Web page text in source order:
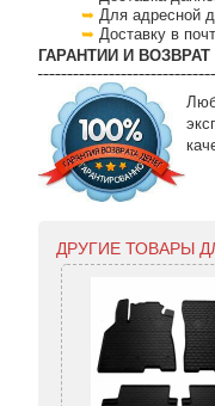
Для адресной
Доставку в
ГАРАНТИИ И ВОЗВРАТ
ДРУГИЕ ТОВАРЫ